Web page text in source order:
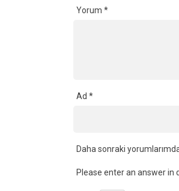
Yorum *
Ad *
Daha sonraki
Please enter an answer in